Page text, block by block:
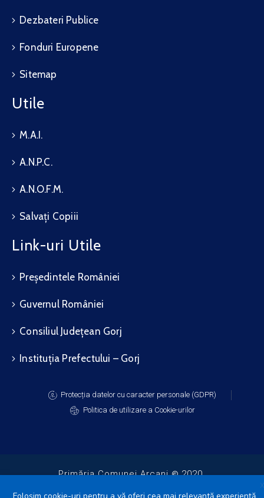
Dezbateri Publice
Fonduri Europene
Sitemap
Utile
M.A.I.
A.N.P.C.
A.N.O.F.M.
Salvați Copiii
Link-uri Utile
Președintele României
Guvernul României
Consiliul Județean Gorj
Instituția Prefectului – Gorj
Protecția datelor cu caracter personale (GDPR)
Politica de utilizare a Cookie-urilor
Primăria Comunei Arcani
2020.
X
Folosim cookie-uri pentru a vă oferi cea mai relevantă experiență